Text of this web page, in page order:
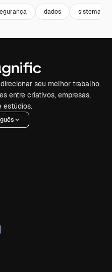
dados sistema
seu melhor trabalho.
entre criativos, empresas,
estúdios.